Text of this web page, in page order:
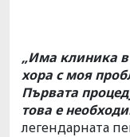
„Има клиника в
хора с моя
Първата
това е
легендарната